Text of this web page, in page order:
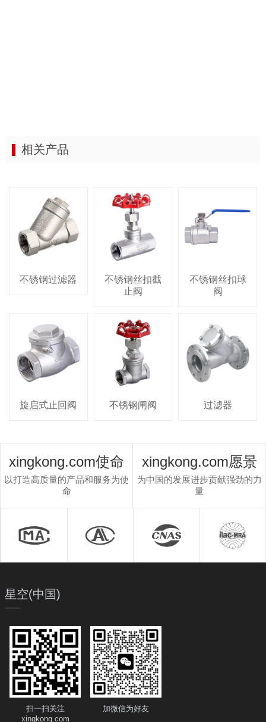
相关产品
不锈钢过滤器
不锈钢丝扣截
止阀
不锈钢丝扣球
阀
旋启式止回阀 不锈钢闸阀 过滤器
xingkong.com使命
以打造高质量的产品和服务为使
命
xingkong.com愿景
为中国的发展进步贡献强劲的力
量
星空(中国)
扫一扫关注
xingkong.com
加微信为好友